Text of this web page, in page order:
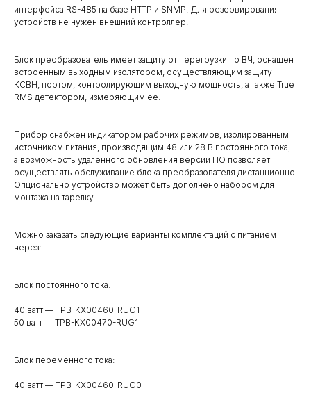
интерфейса RS-485 на базе HTTP и SNMP. Для резервирования
устройств не нужен внешний контроллер.
Блок преобразователь имеет защиту от перегрузки по ВЧ, оснащен
встроенным выходным изолятором, осуществляющим защиту
КСВН, портом, контролирующим выходную мощность, а также True
RMS детектором, измеряющим ее.
Прибор снабжен индикатором рабочих режимов, изолированным
источником питания, производящим 48 или 28 В постоянного тока,
а возможность удаленного обновления версии ПО позволяет
осуществлять обслуживание блока преобразователя дистанционно.
Опционально устройство может быть дополнено набором для
монтажа на тарелку.
Можно заказать следующие варианты комплектаций с питанием
через:
Блок постоянного тока:
40 ватт — TPB-KX00460-RUG1
50 ватт — TPB-KX00470-RUG1
Блок переменного тока:
40 ватт — TPB-KX00460-RUG0